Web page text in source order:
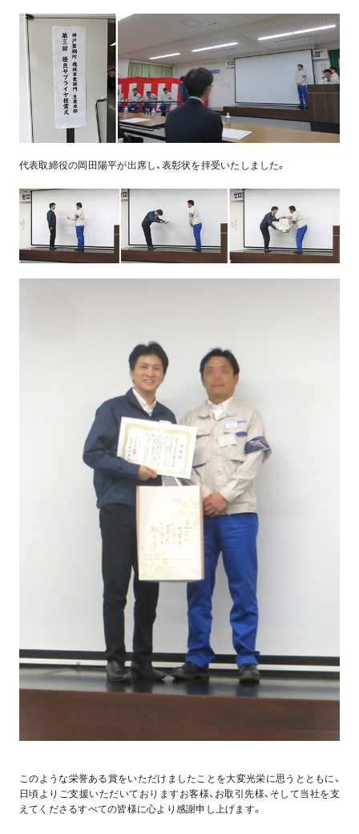
代表取締役の岡田陽平が出席し、表彰状を拝受いたしました。
このような栄誉ある賞をいただけましたことを大変光栄に思うとともに、
日頃よりご支援いただいておりますお客様、お取引先様、そして当社を支
えてくださるすべての皆様に心より感謝申し上げます。